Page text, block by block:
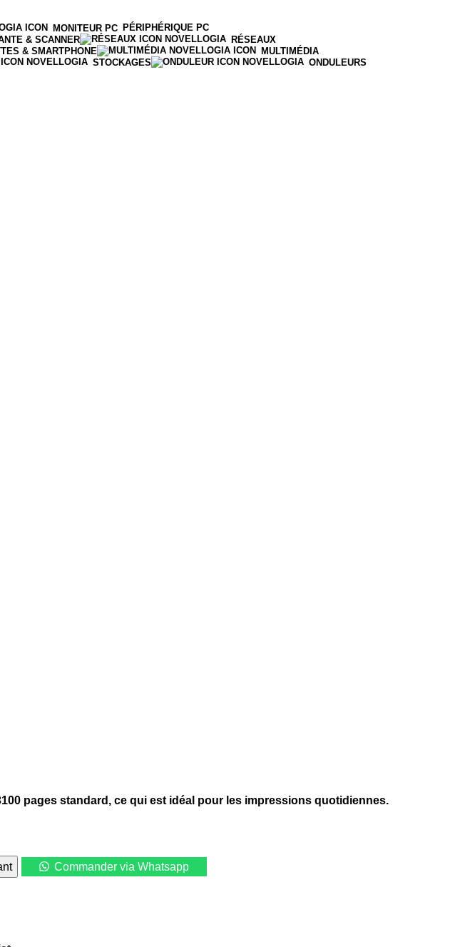
MONITEUR PC PÉRIPHÉRIQUE PC
& SCANNER
RÉSEAUX
& SMARTPHONE
MULTIMÉDIA
STOCKAGES
ONDULEURS
pages standard, ce qui est idéal pour les impressions quotidiennes.
Commander via Whatsapp